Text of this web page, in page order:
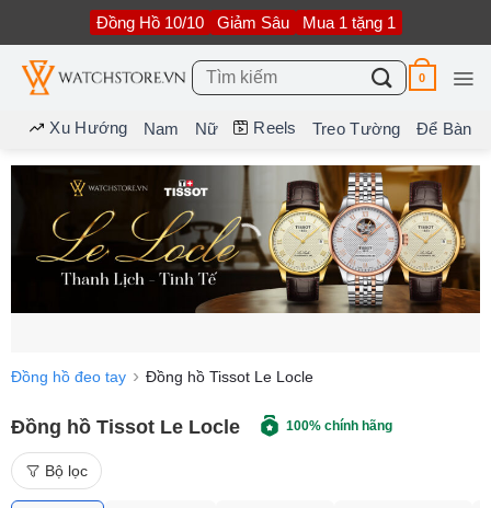
nội
dung
Đồng Hồ 10/10 Giảm Sâu Mua 1 tặng 1
Tìm
kiếm:
0
Xu Hướng Nam Nữ Reels Treo Tường Để Bàn
Đồng hồ đeo tay Đồng hồ Tissot Le Locle
Đồng hồ Tissot Le Locle 100% chính hãng
Bộ lọc